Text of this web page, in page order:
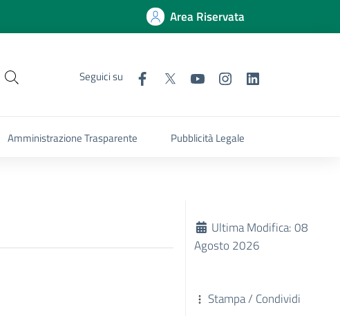
Area Riservata
Seguici su
Amministrazione Trasparente Pubblicità Legale
Ultima Modifica: 08
Agosto 2026
Stampa / Condividi